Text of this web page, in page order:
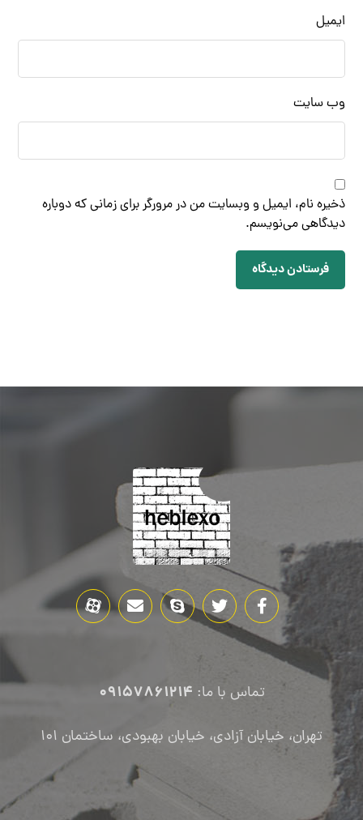
ایمیل
وب‌ سایت
ذخیره نام، ایمیل و وبسایت من در مرورگر برای زمانی که دوباره
دیدگاهی می‌نویسم.
فرستادن دیدگاه
تماس با ما: 09157861214
تهران، خیابان آزادی، خیابان بهبودی، ساختمان ۱۰۱